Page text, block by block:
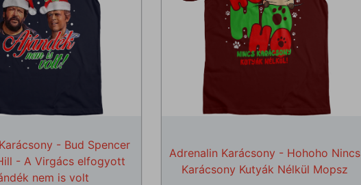
- Bud Spencer
- A Virgács elfogyott
nem is volt
Adrenalin Karácsony - Hohoho Nincs
Karácsony Kutyák Nélkül Mopsz